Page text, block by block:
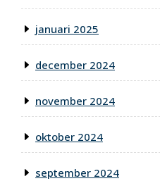
januari 2025
december 2024
november 2024
oktober 2024
september 2024